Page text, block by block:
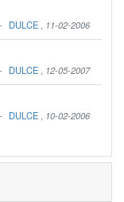
DULCE 11-02-2006
DULCE 12-05-2007
DULCE 10-02-2006